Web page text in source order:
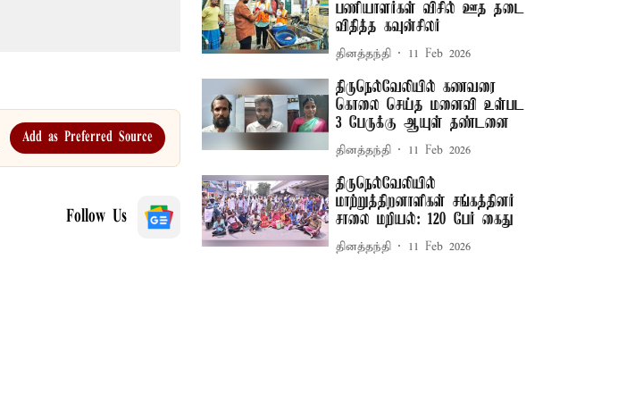
Add as Preferred Source
Follow Us
பணியாளர்கள் விசில் ஊத தடை
விதித்த கவுன்சிலர்
தினத்தந்தி 11 Feb 2026
திருநெல்வேலியில் கணவரை
கொலை செய்த மனைவி உள்பட
3 பேருக்கு ஆயுள் தண்டனை
தினத்தந்தி 11 Feb 2026
திருநெல்வேலியில்
மாற்றுத்திறனாளிகள் சங்கத்தினர்
சாலை மறியல்: 120 பேர் கைது
தினத்தந்தி 11 Feb 2026